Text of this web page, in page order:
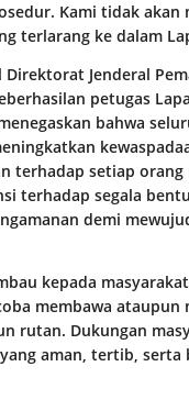
Kami tidak
terlarang ke dalam
Jenderal
petugas
bahwa
terhadap setiap
terhadap segala
demi
kepada
membawa
rutan. Dukungan
aman, tertib, serta